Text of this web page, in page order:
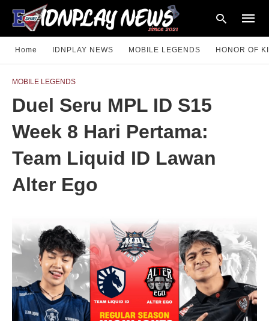
Home IDNPLAY NEWS MOBILE LEGENDS HONOR OF
MOBILE LEGENDS
Duel Seru MPL ID S15
Week 8 Hari Pertama:
Team Liquid ID Lawan
Alter Ego